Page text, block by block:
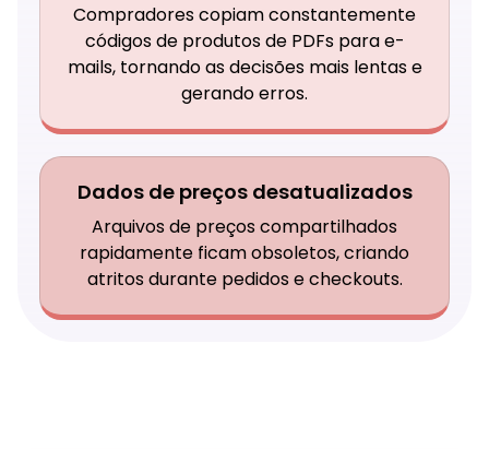
Compradores copiam constantemente
códigos de produtos de PDFs para e-
mails, tornando as decisões mais lentas e
gerando erros.
Dados de preços desatualizados
Arquivos de preços compartilhados
rapidamente ficam obsoletos, criando
atritos durante pedidos e checkouts.